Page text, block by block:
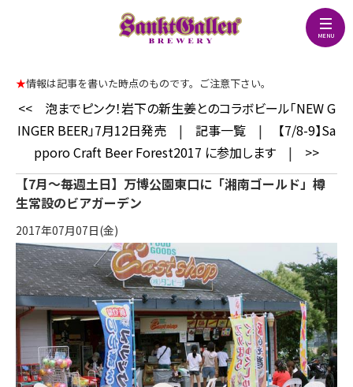
★情報は記事を書いた時点のものです。ご注意下さい。
<<
泡までピンク！岩下の新生姜とのコラボビール「NEW G
INGER BEER」7月12日発売 | 記事一覧 |
【7/8-9】Sa
pporo Craft Beer Forest2017 に参加します | >>
【7月～毎週土日】万博公園東口に「湘南ゴールド」樽
生常設のビアガーデン
2017年07月07日(金)